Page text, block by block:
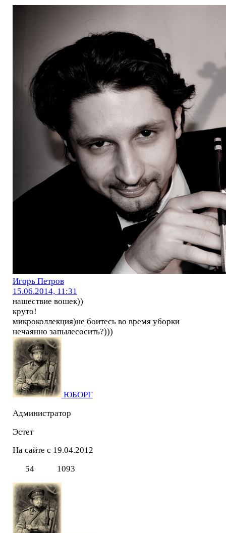
Игорь Петров
15.06.2014, 11:31
нашествие вошек))
круто!
микроколлекция)не боитесь во время уборки
нечаянно запылесосить?)))
ЮБОРГ
Администратор
Эстет
На сайте с 19.04.2012
54
1093